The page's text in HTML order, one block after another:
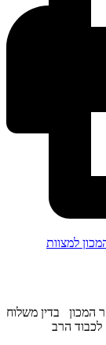
המכון בדין משלוח
הרב